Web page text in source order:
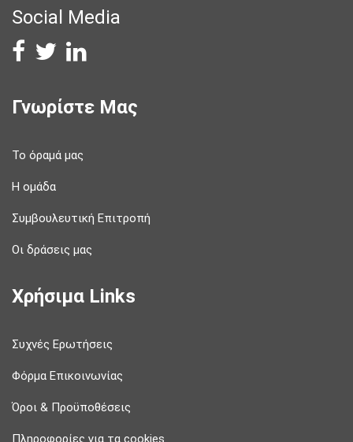
Social Media
Γνωρίστε Μας
Το όραμά μας
Η ομάδα
Συμβουλευτική Επιτροπή
Οι δράσεις μας
Χρήσιμα Links
Συχνές Ερωτήσεις
Φόρμα Επικοινωνίας
Όροι & Προϋποθέσεις
Πληροφορίες για τα cookies